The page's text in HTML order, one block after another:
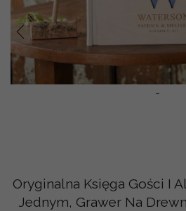
-
Prev
Oryginalna Księga Gości I
Jednym, Grawer Na